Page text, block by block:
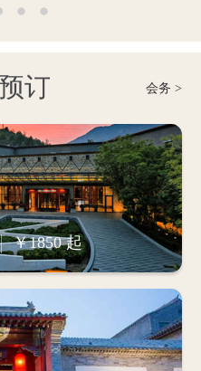
订 会务 >
￥1850 起